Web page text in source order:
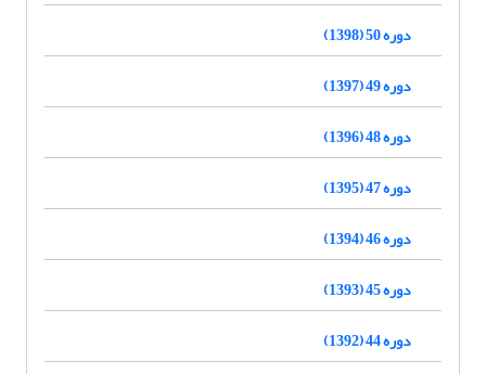
دوره 50 (1398)
دوره 49 (1397)
دوره 48 (1396)
دوره 47 (1395)
دوره 46 (1394)
دوره 45 (1393)
دوره 44 (1392)